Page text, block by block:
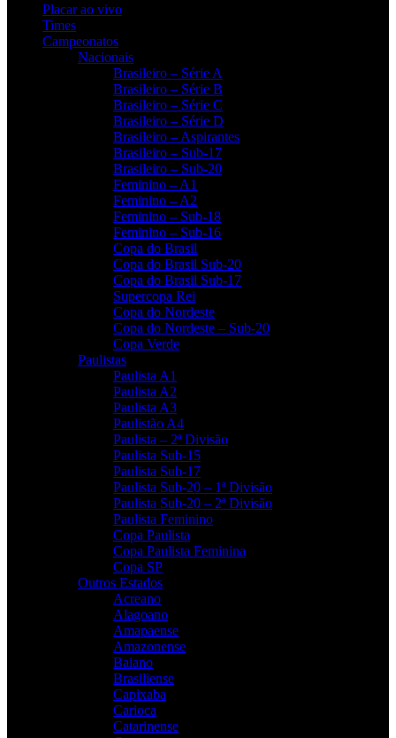
Placar ao vivo
Times
Campeonatos
Nacionais
Brasileiro – Série A
Brasileiro – Série B
Brasileiro – Série C
Brasileiro – Série D
Brasileiro – Aspirantes
Brasileiro – Sub-17
Brasileiro – Sub-20
Feminino – A1
Feminino – A2
Feminino – Sub-18
Feminino – Sub-16
Copa do Brasil
Copa do Brasil Sub-20
Copa do Brasil Sub-17
Supercopa Rei
Copa do Nordeste
Copa do Nordeste – Sub-20
Copa Verde
Paulistas
Paulista A1
Paulista A2
Paulista A3
Paulistão A4
Paulista – 2ª Divisão
Paulista Sub-15
Paulista Sub-17
Paulista Sub-20 – 1ª Divisão
Paulista Sub-20 – 2ª Divisão
Paulista Feminino
Copa Paulista
Copa Paulista Feminina
Copa SP
Outros Estados
Acreano
Alagoano
Amapaense
Amazonense
Baiano
Brasiliense
Capixaba
Carioca
Catarinense